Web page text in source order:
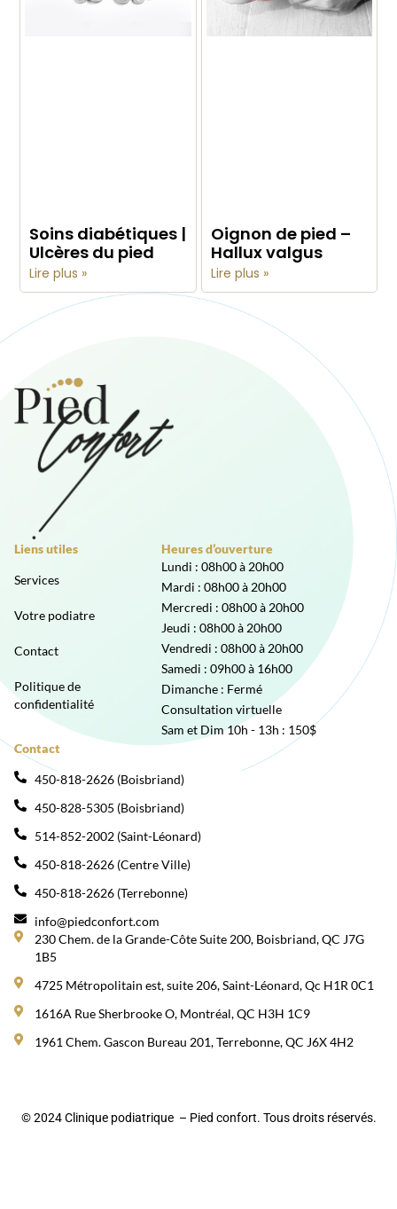
Soins diabétiques |
Ulcères du pied
Lire plus »
Oignon de pied –
Hallux valgus
Lire plus »
Liens utiles
Services
Votre podiatre
Contact
Politique de
confidentialité
Heures d’ouverture
Lundi : 08h00 à 20h00
Mardi : 08h00 à 20h00
Mercredi : 08h00 à 20h00
Jeudi : 08h00 à 20h00
Vendredi : 08h00 à 20h00
Samedi : 09h00 à 16h00
Dimanche : Fermé
Consultation virtuelle
Sam et Dim 10h - 13h : 150$
Contact
450-818-2626 (Boisbriand)
450-828-5305 (Boisbriand)
514-852-2002 (Saint-Léonard)
450-818-2626 (Centre Ville)
450-818-2626 (Terrebonne)
info@piedconfort.com
230 Chem. de la Grande-Côte Suite 200, Boisbriand, QC J7G
1B5
4725 Métropolitain est, suite 206, Saint-Léonard, Qc H1R 0C1
1616A Rue Sherbrooke O, Montréal, QC H3H 1C9
1961 Chem. Gascon Bureau 201, Terrebonne, QC J6X 4H2
© 2024 Clinique podiatrique – Pied confort. Tous droits réservés.